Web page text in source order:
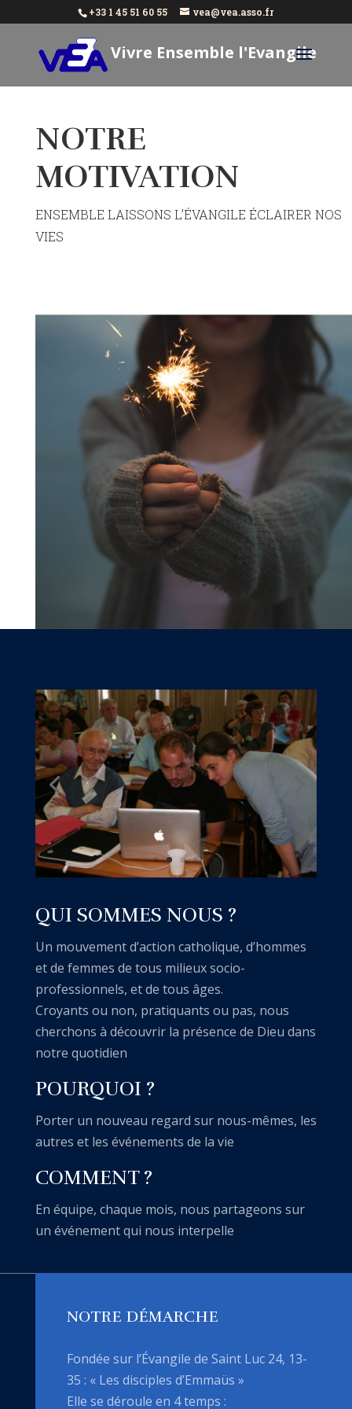
+33 1 45 51 60 55 vea@vea.asso.fr
Vivre Ensemble l'Evangile
NOTRE
MOTIVATION
ENSEMBLE LAISSONS L’ÉVANGILE ÉCLAIRER NOS
VIES
QUI SOMMES NOUS ?
Un mouvement d’action catholique, d’hommes
et de femmes de tous milieux socio-
professionnels, et de tous âges.
Croyants ou non, pratiquants ou pas, nous
cherchons à découvrir la présence de Dieu dans
notre quotidien
POURQUOI ?
Porter un nouveau regard sur nous-mêmes, les
autres et les événements de la vie
COMMENT ?
En équipe, chaque mois, nous partageons sur
un événement qui nous interpelle
NOTRE DÉMARCHE
Fondée sur l’Évangile de Saint Luc 24, 13-
35 : « Les disciples d’Emmaüs »
Elle se déroule en 4 temps :